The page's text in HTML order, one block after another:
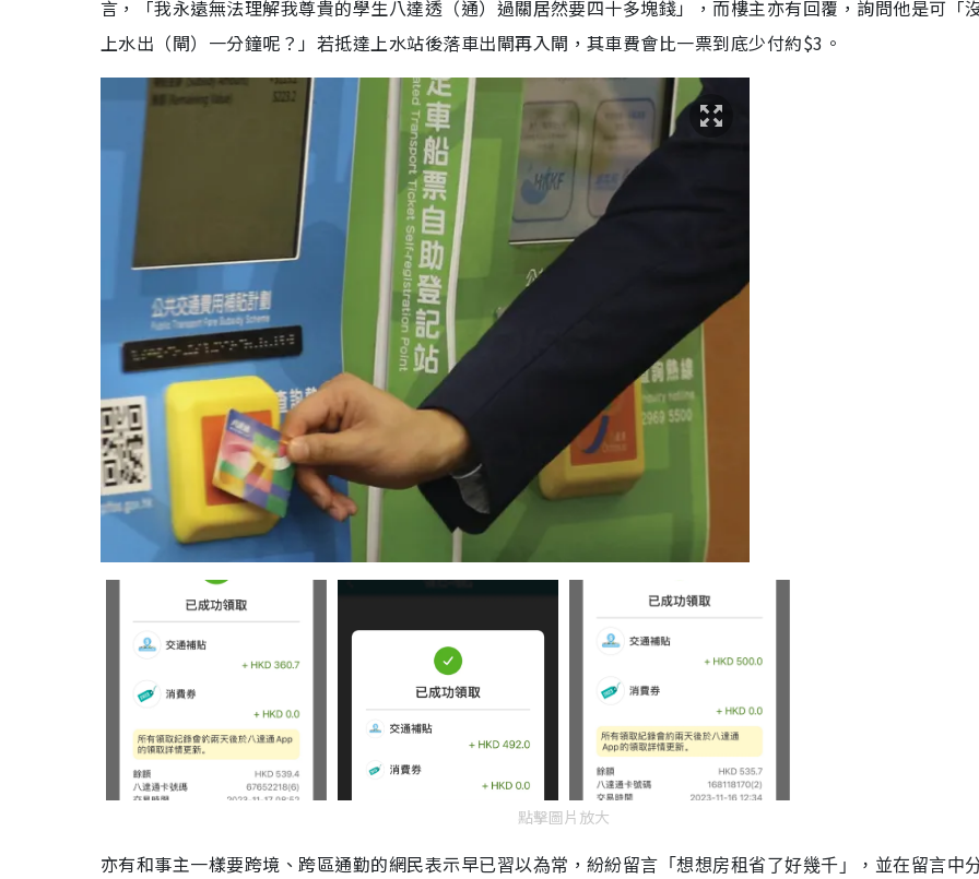
言，「我永遠無法理解我尊貴的學生八達透 （通） 過關居然要四十多塊錢」，而樓主亦有回覆，詢問他是可「
上水出 （閘） 一分鐘呢？」若抵達上水站後落車出閘再入閘，其車費會比一票到底少付約$3。
點擊圖片放大
亦有和事主一樣要跨境、跨區通勤的網民表示早已習以為常 ，紛紛留言 「想想房租省了好幾千」，並在留言中